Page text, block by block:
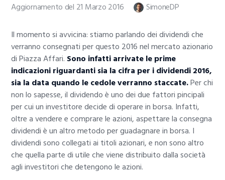
Aggiornamento del 21 Marzo 2016 SimoneDP
Il momento si avvicina: stiamo parlando dei dividendi che
verranno consegnati per questo 2016 nel mercato azionario
di Piazza Affari. Sono infatti arrivate le prime
indicazioni riguardanti sia la cifra per i dividendi 2016,
sia la data quando le cedole verranno staccate.Per chi
non lo sapesse, il dividendo è uno dei due fattori pincipali
per cui un investitore decide di operare in borsa. Infatti,
oltre a vendere e comprare le azioni, aspettare la consegna
dividendi è un altro metodo per guadagnare in borsa. I
dividendi sono collegati ai titoli azionari, e non sono altro
che quella parte di utile che viene distribuito dalla società
agli investitori che detengono le azioni.